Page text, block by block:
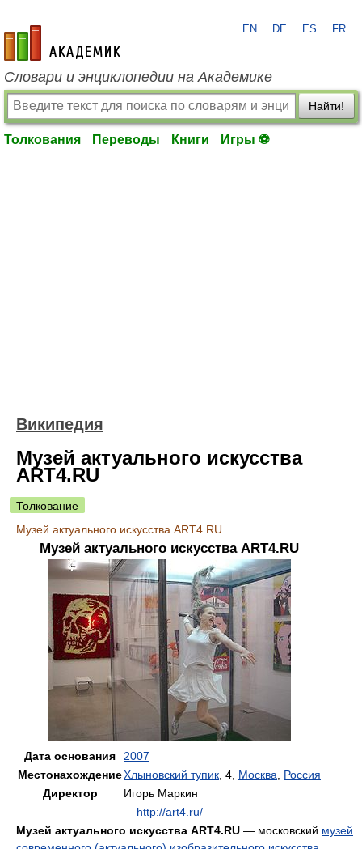
academic.ru
EN DE ES FR
Словари и энциклопедии на Академике
Найти!
Толкования Переводы Книги Игры ⚽
Википедия
Музей актуального искусства
ART4.RU
Толкование
Музей актуального искусства ART4.RU
Музей актуального искусства ART4.RU
Дата основания
2007
МестонахождениеХлыновский тупик , 4, Москва
Россия
Директор
Игорь Маркин
http://art4.ru/
Музей актуального искусства ART4.RU — московский музей